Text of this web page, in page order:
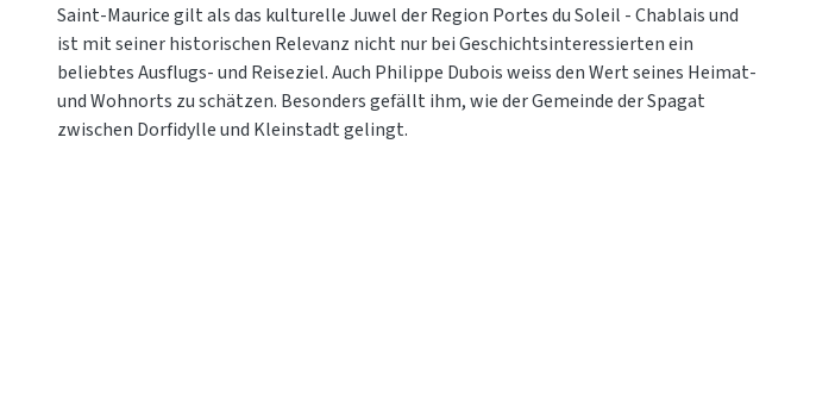
Saint-Maurice gilt als das kulturelle Juwel der Region Portes du Soleil - Chablais und
ist mit seiner historischen Relevanz nicht nur bei Geschichtsinteressierten ein
beliebtes Ausflugs- und Reiseziel. Auch Philippe Dubois weiss den Wert seines Heimat-
und Wohnorts zu schätzen. Besonders gefällt ihm, wie der Gemeinde der Spagat
zwischen Dorfidylle und Kleinstadt gelingt.